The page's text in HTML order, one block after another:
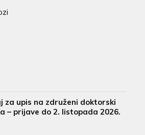
za upis na združeni doktorski
– prijave do 2. listopada 2026.